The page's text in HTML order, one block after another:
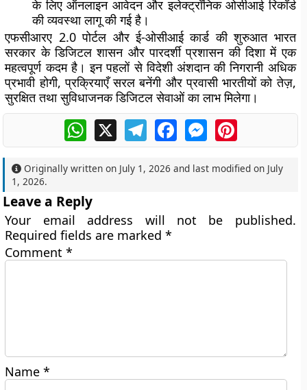
के लिए ऑनलाइन आवेदन और इलेक्ट्रॉनिक ओसीआई रिकॉर्ड
की व्यवस्था लागू की गई है।
एफसीआरए 2.0 पोर्टल और ई-ओसीआई कार्ड की शुरुआत भारत
सरकार के डिजिटल शासन और पारदर्शी प्रशासन की दिशा में एक
महत्वपूर्ण कदम है। इन पहलों से विदेशी अंशदान की निगरानी अधिक
प्रभावी होगी, प्रक्रियाएँ सरल बनेंगी और प्रवासी भारतीयों को तेज़,
सुरक्षित तथा सुविधाजनक डिजिटल सेवाओं का लाभ मिलेगा।
WhatsApp
X TelegramFacebookMessengerPinterest
Originally written on July 1, 2026 and last modified on July
1, 2026.
Leave a Reply
Your email address will not be published.
Required fields are marked*
Comment*
Name*